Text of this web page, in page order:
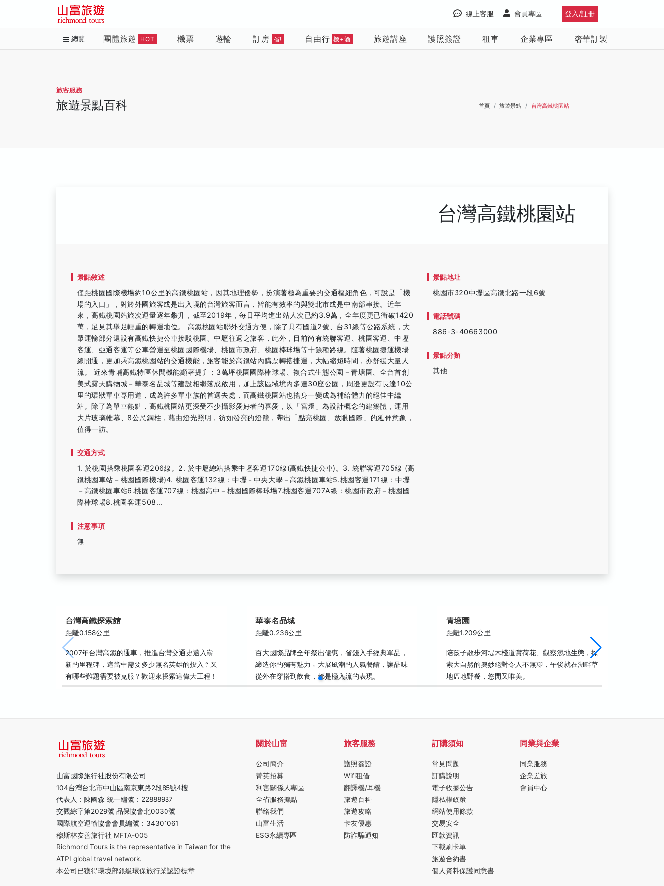
登入/註冊
會員專區
線上客服
總覽 團體旅遊 HOT 機票 遊輪 訂房 省! 自由行 機+酒 旅遊講座 護照簽證 租車 企業專區 奢華訂製
旅客服務
旅遊景點百科 首頁 旅遊景點 台灣高鐵桃園站
台灣高鐵桃園站
景點敘述
僅距桃園國際機場約10公里的高鐵桃園站，因其地理優勢，扮演著極為重要的交通樞紐角色，可說是「機
場的入口」，對於外國旅客或是出入境的台灣旅客而言，皆能有效率的與雙北市或是中南部串接。近年
來，高鐵桃園站旅次運量逐年攀升，截至2019年，每日平均進出站人次已約3.9萬，全年度更已衝破1420
萬，足見其舉足輕重的轉運地位。 高鐵桃園站聯外交通方便，除了具有國道2號、台31線等公路系統，大
眾運輸部分還設有高鐵快捷公車接駁桃園、中壢往返之旅客，此外，目前尚有統聯客運、桃園客運、中壢
客運、亞通客運等公車營運至桃園國際機場、桃園市政府、桃園棒球場等十餘種路線。隨著桃園捷運機場
線開通，更加乘高鐵桃園站的交通機能，旅客能於高鐵站內購票轉搭捷運，大幅縮短時間，亦舒緩大量人
流。 近來青埔高鐵特區休閒機能顯著提升；3萬坪桃園國際棒球場、複合式生態公園－青塘園、全台首創
美式露天購物城－華泰名品城等建設相繼落成啟用，加上該區域境內多達30座公園，周邊更設有長達10公
里的環狀單車專用道，成為許多單車族的首選去處，而高鐵桃園站也搖身一變成為補給體力的絕佳中繼
站。除了為單車熱點，高鐵桃園站更深受不少攝影愛好者的喜愛，以「宮燈」為設計概念的建築體，運用
大片玻璃帷幕、8公尺鋼柱，藉由燈光照明，彷如發亮的燈籠，帶出「點亮桃園、放眼國際」的延伸意象，
值得一訪。
交通方式
1. 於桃園搭乘桃園客運206線。2. 於中壢總站搭乘中壢客運170線(高鐵快捷公車)。3. 統聯客運705線 (高
鐵桃園車站－桃園國際機場)4. 桃園客運132線：中壢－中央大學－高鐵桃園車站5.桃園客運171線：中壢
－高鐵桃園車站6.桃園客運707線：桃園高中－桃園國際棒球場7.桃園客運707A線：桃園市政府－桃園國
際棒球場8.桃園客運508...
注意事項
無
景點地址
桃園市320中壢區高鐵北路一段6號
電話號碼
886-3-40663000
景點分類
其他
台灣高鐵探索館
距離0.158公里
2007年台灣高鐵的通車，推進台灣交通史邁入嶄
新的里程碑，這當中需要多少無名英雄的投入﹖又
有哪些難題需要被克服﹖歡迎來探索這偉大工程！
華泰名品城
距離0.236公里
百大國際品牌全年祭出優惠，省錢入手經典單品，
締造你的獨有魅力﹔大展風潮的人氣餐館，讓品味
從外在穿搭到飲食，都是極入流的表現。
青塘園
距離1.209公里
陪孩子散步河堤木棧道賞荷花、觀察濕地生態，探
索大自然的奧妙絕對令人不無聊，午後就在湖畔草
地席地野餐，悠閒又唯美。
山富國際旅行社股份有限公司
104台灣台北市中山區南京東路2段85號4樓
代表人：陳國森 統一編號：22888987
交觀綜字第2029號 品保協會北0030號
國際航空運輸協會會員編號：34301061
穆斯林友善旅行社 MFTA-005
Richmond Tours is the representative in Taiwan for the
ATPI global travel network.
本公司已獲得環境部銀級環保旅行業認證標章
關於山富
公司簡介
菁英招募
利害關係人專區
全省服務據點
聯絡我們
山富生活
ESG永續專區
旅客服務
護照簽證
Wifi租借
翻譯機/耳機
旅遊百科
旅遊攻略
卡友優惠
防詐騙通知
訂購須知
常見問題
訂購說明
電子收據公告
隱私權政策
網站使用條款
交易安全
匯款資訊
下載刷卡單
旅遊合約書
個人資料保護同意書
同業與企業
同業服務
企業差旅
會員中心